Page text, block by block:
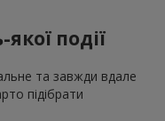
події
та завжди вдале
підібрати